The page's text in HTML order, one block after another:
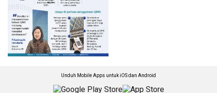
Unduh Mobile Apps untuk iOS dan Android